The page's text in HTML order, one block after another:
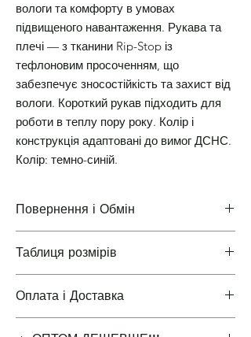
вологи та комфорту в умовах
підвищеного навантаження. Рукава та
плечі — з тканини Rip-Stop із
тефлоновим просоченням, що
забезпечує зносостійкість та захист від
вологи. Короткий рукав підходить для
роботи в теплу пору року. Колір і
конструкція адаптовані до вимог ДСНС.
Колір: темно-синій.
Повернення і Обмін
Повернення і Обмін
Таблиця розмірів
Таблиці розмірів одягу
Оплата і Доставка